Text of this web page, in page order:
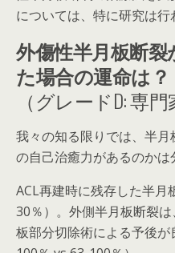
については、特に研究は行
外傷性半月板断
た場合の運命は？
（グレードD: 専門
我々の知る限りでは、 半月
の自己治癒力があるのかは
ACL再建時に残存した半月
30％）。外側半月板断裂
板部分切除術による予後